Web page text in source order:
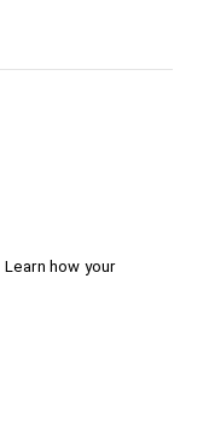
Learn how your